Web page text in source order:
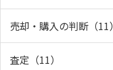
売却・購入の判断（11）
査定（11）